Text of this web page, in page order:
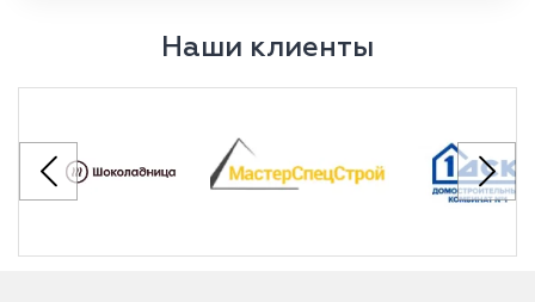
Наши клиенты